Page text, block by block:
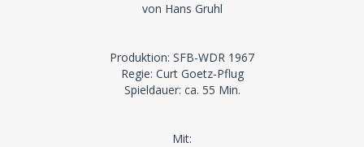
von Hans Gruhl
Produktion: SFB-WDR 1967
Regie: Curt Goetz-Pflug
Spieldauer: ca. 55 Min.
Mit: